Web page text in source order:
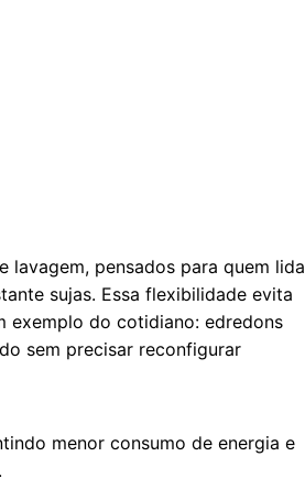
lavagem, pensados para quem lida
sujas. Essa flexibilidade evita
exemplo do cotidiano: edredons
sem precisar reconfigurar
menor consumo de energia e